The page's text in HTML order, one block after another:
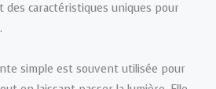
des caractéristiques uniques pour
simple est souvent utilisée pour